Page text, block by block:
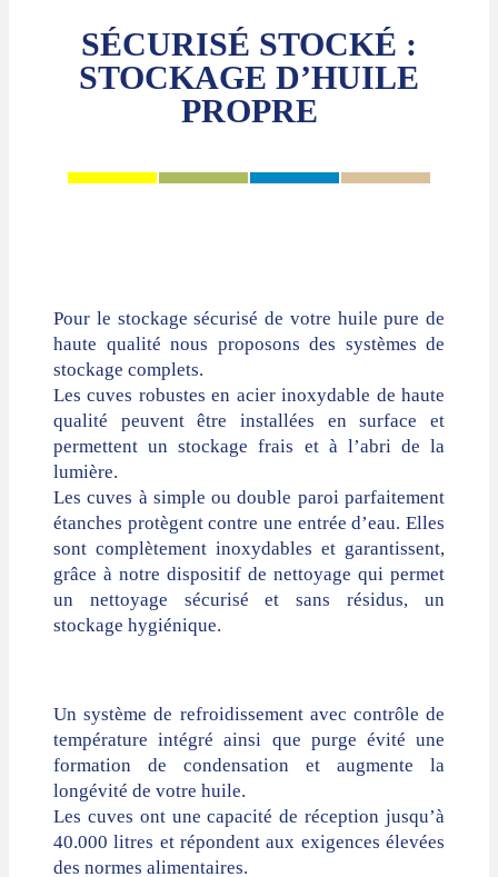
SÉCURISÉ STOCKÉ :
STOCKAGE D’HUILE
PROPRE
Pour le stockage sécurisé de votre huile pure de
haute qualité nous proposons des systèmes de
stockage complets.
Les cuves robustes en acier inoxydable de haute
qualité peuvent être installées en surface et
permettent un stockage frais et à l’abri de la
lumière.
Les cuves à simple ou double paroi parfaitement
étanches protègent contre une entrée d’eau. Elles
sont complètement inoxydables et garantissent,
grâce à notre dispositif de nettoyage qui permet
un nettoyage sécurisé et sans résidus, un
stockage hygiénique.
Un système de refroidissement avec contrôle de
température intégré ainsi que purge évité une
formation de condensation et augmente la
longévité de votre huile.
Les cuves ont une capacité de réception jusqu’à
40.000 litres et répondent aux exigences élevées
des normes alimentaires.